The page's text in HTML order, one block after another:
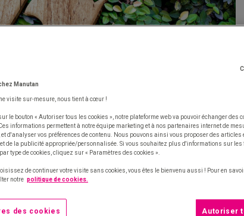
Manutan
visite sur-mesure, nous tient à cœur !
le bouton « Autoriser tous les cookies », notre plateforme web va pouvoir échanger des
informations permettent à notre équipe marketing et à nos partenaires internet de
et d'analyser vos préférences de contenu. Nous pouvons ainsi vous proposer des articles
de la publicité appropriée/personnalisée. Si vous souhaitez plus d'informations sur
type de cookies, cliquez sur « Paramètres des cookies ».
de continuer votre visite sans cookies, vous êtes le bienvenu aussi ! Pour en
notre politique de cookies.
Autoriser
des cookies